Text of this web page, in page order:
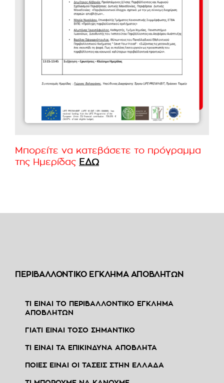
Μπορείτε να κατεβάσετε το πρόγραμμα
της Ημερίδας ΕΔΩ
ΠΕΡΙΒΑΛΛΟΝΤΙΚΟ ΕΓΚΛΗΜΑ ΑΠΟΒΛΗΤΩΝ
ΤΙ ΕΙΝΑΙ ΤΟ ΠΕΡΙΒΑΛΛΟΝΤΙΚΟ ΕΓΚΛΗΜΑ
ΑΠΟΒΛΗΤΩΝ
ΓΙΑΤΙ ΕΙΝΑΙ ΤΟΣΟ ΣΗΜΑΝΤΙΚΟ
ΤΙ ΕΙΝΑΙ ΤΑ ΕΠΙΚΙΝΔΥΝΑ ΑΠΟΒΛΗΤΑ
ΠΟΙΕΣ ΕΙΝΑΙ ΟΙ ΤΑΣΕΙΣ ΣΤΗΝ ΕΛΛΑΔΑ